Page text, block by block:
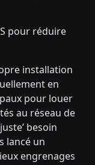
pour réduire
installation
en
pour louer
au réseau de
besoin
lancé un
engrenages